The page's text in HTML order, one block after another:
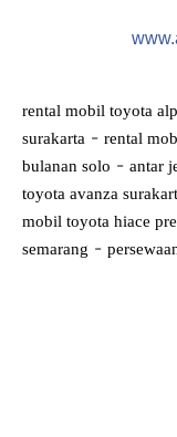
rental mobil toyota
surakarta - rental
bulanan solo - antar
toyota avanza
mobil toyota hiace
semarang -